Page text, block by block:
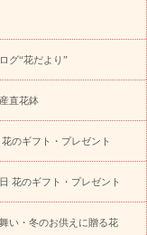
お祝い商品一覧
祝い
ー
の花
四十九日法要以
お花とセットギフト
供えフラワー
お盆（新
い
お取り寄せギフト
ィ胡蝶蘭
プリザーブ
グ“花だより”
直花鉢
のギフト・プレゼント
花のギフト・プレゼント
い・冬のお供えに贈る花